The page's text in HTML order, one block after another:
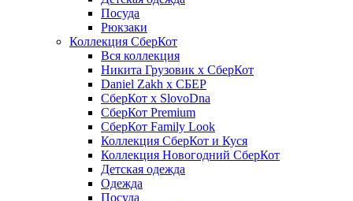
Посуда
Рюкзаки
Коллекция СберКот
Вся коллекция
Никита Грузовик х СберКот
Daniel Zakh x СБЕР
СберКот x SlovoDna
СберКот Premium
СберКот Family Look
Коллекция СберКот и Куся
Коллекция Новогодний СберКот
Детская одежда
Одежда
Посуда